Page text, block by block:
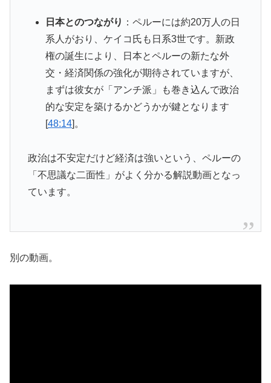
日本とのつながり ：ペルーには約20万人の日
系人がおり、ケイコ氏も日系3世です。新政
権の誕生により、日本とペルーの新たな外
交・経済関係の強化が期待されていますが、
まずは彼女が「アンチ派」も巻き込んで政治
的な安定を築けるかどうかが鍵となります
[48:14]。
政治は不安定だけど経済は強いという、ペルーの
「不思議な二面性」がよく分かる解説動画となっ
ています。
別の動画。